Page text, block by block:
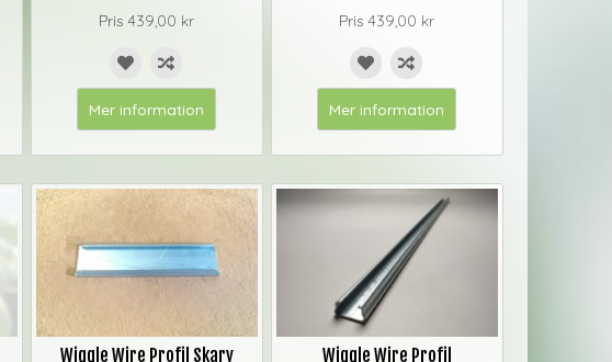
Pris 439,00 kr
Mer information
Pris 439,00 kr
Mer information
Wiggle Wire Profil Skarv Wiggle Wire Profil